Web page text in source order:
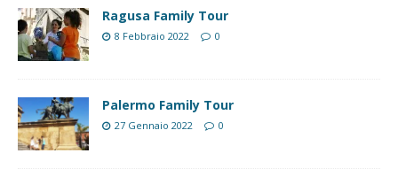
Ragusa Family Tour
8 Febbraio 2022 0
Palermo Family Tour
27 Gennaio 2022 0